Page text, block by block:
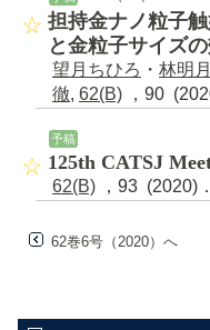
担持金ナノ粒子
と金粒子サイズ
望月ちひろ ・ 林明月
徹, 62(B) ，90
予稿
125th CATSJ
62(B) ，93 (2020)．
62巻6号（2020）へ